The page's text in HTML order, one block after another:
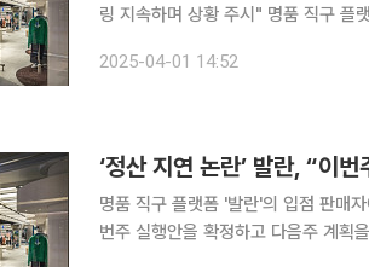
링 지속하며 상황 주시" 명품 직구 플랫폼 '발란'이 입점 업체들의 판매 대금 지급을 미루면서 '제2의
못해 여전히 발란 등 플랫폼 중개업자
2025-04-01 14:52
‘정산 지연 논란’ 발란, “이
명품 직구 플랫폼 '발란'의 입점 판매
번주 실행안을 확정하고 다음주 계획을 공개한다고 밝혔다.